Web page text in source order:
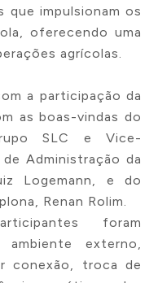
analisarmos
a
solicitação,
preencha o
formulário a
seguir com
as
informações
do projeto.
que impulsionam os
oferecendo uma
agrícolas.
a participação da
as boas-vindas do
SLC e Vice-
Administração da
Logemann, e do
Renan Rolim.
foram
externo,
conexão, troca de